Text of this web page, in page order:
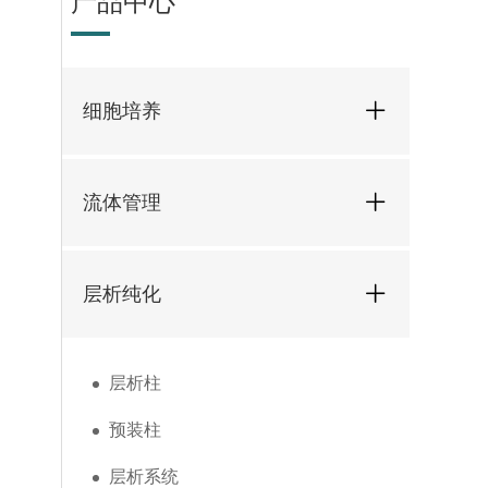
细胞培养
流体管理
层析纯化
层析柱
预装柱
层析系统